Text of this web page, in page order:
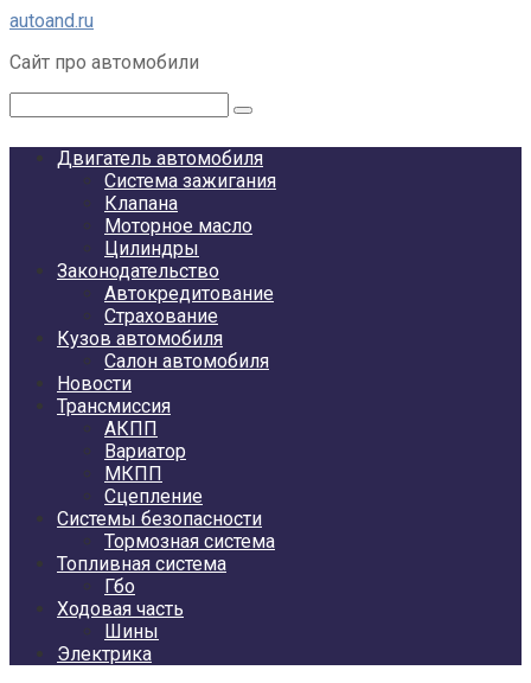
Перейти
контенту
autoand.ru
Сайт про автомобили
Двигатель автомобиля
Система зажигания
Клапана
Моторное масло
Цилиндры
Законодательство
Автокредитование
Страхование
Кузов автомобиля
Салон автомобиля
Новости
Трансмиссия
АКПП
Вариатор
МКПП
Сцепление
Системы безопасности
Тормозная система
Топливная система
Гбо
Ходовая часть
Шины
Электрика